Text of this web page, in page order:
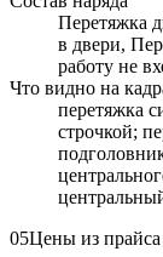
Перетяжка
в двери,
работу не
Что видно на
перетяжка
строчкой;
05Цены из прайса